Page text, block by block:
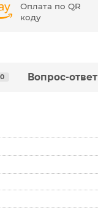
Оплата по QR
коду
0 Вопрос-ответ